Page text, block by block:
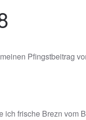
Pfingstbeitrag
frische Brezn vom